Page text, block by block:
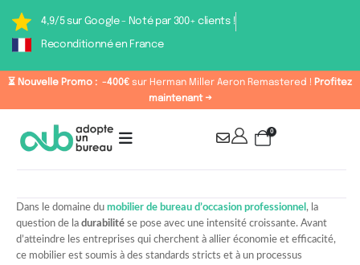
4,9/5 sur Google - Noté par 300+ clients !
Reconditionné en France
⏳ Nouvelle Promo : -400€ sur Herman Miller Aeron Remastered ! Profitez
maintenant →
0
Dans le domaine du mobilier de bureau d’occasion professionnel , la
question de la durabilité se pose avec une intensité croissante. Avant
d’atteindre les entreprises qui cherchent à allier économie et efficacité,
ce mobilier est soumis à des standards stricts et à un processus